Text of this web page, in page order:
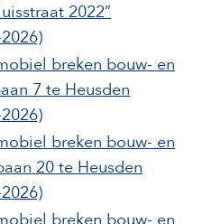
2022”
breken bouw- en
7 te Heusden
breken bouw- en
20 te Heusden